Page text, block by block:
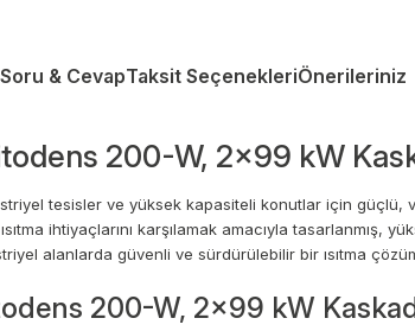
Soru & CevapTaksit SeçenekleriÖnerileriniz
200-W, 2x99 kW
tesisler ve yüksek kapasiteli konutlar için güçlü,
ihtiyaçlarını karşılamak amacıyla
alanlarda güvenli ve sürdürülebilir bir ısıtma
200-W, 2x99 kW